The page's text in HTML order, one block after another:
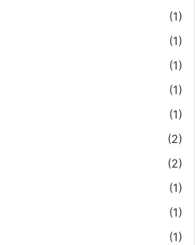
(1)
(1)
(1)
(1)
(1)
(2)
(2)
(1)
(1)
(1)